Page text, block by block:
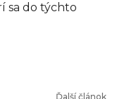
sa do týchto
Ďalší článok